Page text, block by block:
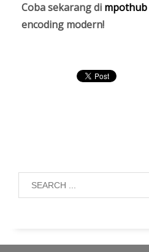
Coba sekarang di mpothub
encoding modern!